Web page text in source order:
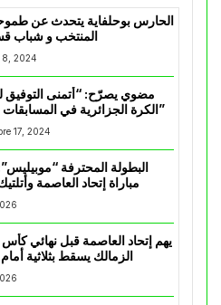
الحارس بوحلفاية يتحدث عن
المنتخب و شباب
8, 2024
مضوي يصرّح: “أتمنى التوفيق
الكرة الجزائرية في المسابقات القارية”
17, 2024
البطولة المحترفة
مباراة إتحاد العاصمة
يهم إتحاد العاصمة قبل نهائي